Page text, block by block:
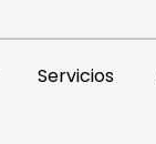
Servicios